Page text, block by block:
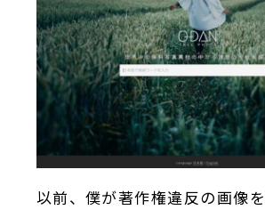
以前、僕が著作権違反の画像